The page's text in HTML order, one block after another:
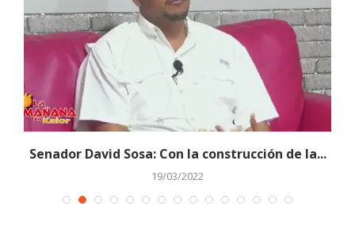
Senador David Sosa: Con la construcción de la...
19/03/2022